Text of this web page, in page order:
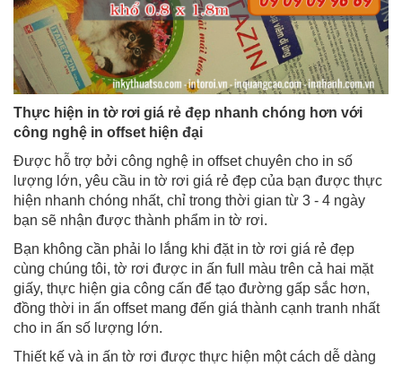
Thực hiện in tờ rơi giá rẻ đẹp nhanh chóng hơn với
công nghệ in offset hiện đại
Được hỗ trợ bởi công nghệ in offset chuyên cho in số
lượng lớn, yêu cầu in tờ rơi giá rẻ đẹp của bạn được thực
hiện nhanh chóng nhất, chỉ trong thời gian từ 3 - 4 ngày
bạn sẽ nhận được thành phẩm in tờ rơi.
Bạn không cần phải lo lắng khi đặt in tờ rơi giá rẻ đẹp
cùng chúng tôi, tờ rơi được in ấn full màu trên cả hai mặt
giấy, thực hiện gia công cấn để tạo đường gấp sắc hơn,
đồng thời in ấn offset mang đến giá thành cạnh tranh nhất
cho in ấn số lượng lớn.
Thiết kế và in ấn tờ rơi được thực hiện một cách dễ dàng